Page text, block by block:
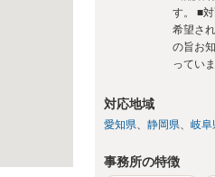
す。 ■
希望さ
の旨お
ってい
対応地域
愛知県 静岡県 岐阜
事務所の特徴